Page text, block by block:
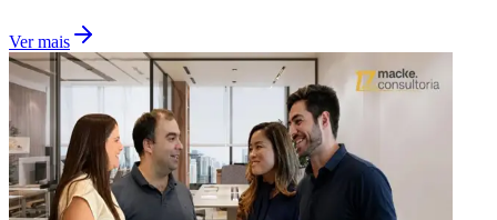
Flamengo
Ver mais